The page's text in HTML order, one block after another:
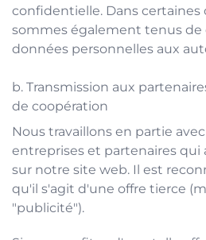
confidentielle. Dans certaines
sommes également tenus
données personnelles aux
b. Transmission aux
de coopération
Nous travaillons en partie
entreprises et partenaires qui
sur notre site web. Il est
qu'il s'agit d'une offre tierce
"publicité").